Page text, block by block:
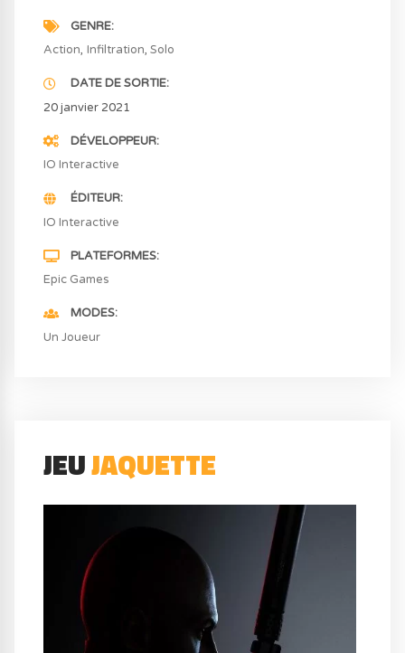
GENRE
Action Infiltration Solo
DATE DE SORTIE
20 janvier 2021
DÉVELOPPEUR
IO Interactive
ÉDITEUR
IO Interactive
PLATEFORMES
Epic Games
MODES
Un Joueur
JEUJAQUETTE